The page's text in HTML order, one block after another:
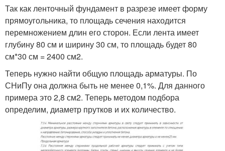
Так как ленточный фундамент в разрезе имеет форму
прямоугольника, то площадь сечения находится
перемножением длин его сторон. Если лента имеет
глубину 80 см и ширину 30 см, то площадь будет 80
см*30 см = 2400 см2.
Теперь нужно найти общую площадь арматуры. По
СНиПу она должна быть не менее 0,1%. Для данного
примера это 2,8 см2. Теперь методом подбора
определим, диаметр прутков и их количество.